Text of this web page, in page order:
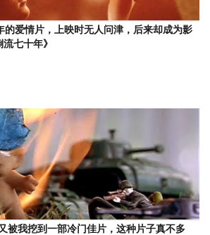
的爱情片，上映时无人问津，后来却成为影
七十年》
被我挖到一部冷门佳片，这种片子真不多